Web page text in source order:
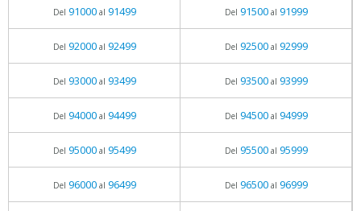
Del 91000al 91499 Del 91500al 91999
Del 92000al 92499 Del 92500al 92999
Del 93000al 93499 Del 93500al 93999
Del 94000al 94499 Del 94500al 94999
Del 95000al 95499 Del 95500al 95999
Del 96000al 96499 Del 96500al 96999